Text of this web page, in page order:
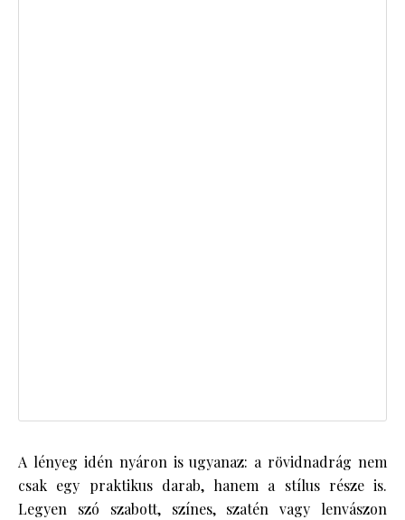
A lényeg idén nyáron is ugyanaz: a rövidnadrág nem
csak egy praktikus darab, hanem a stílus része is.
Legyen szó szabott, színes, szatén vagy lenvászon